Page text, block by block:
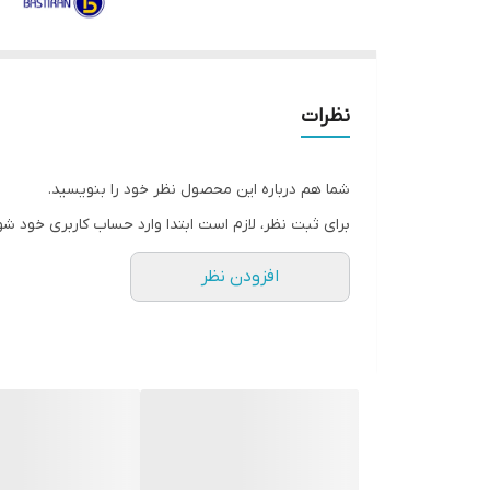
نظرات
شما هم درباره این محصول نظر خود را بنویسید.
برای ثبت نظر، لازم است ابتدا وارد حساب کاربری خود
افزودن نظر